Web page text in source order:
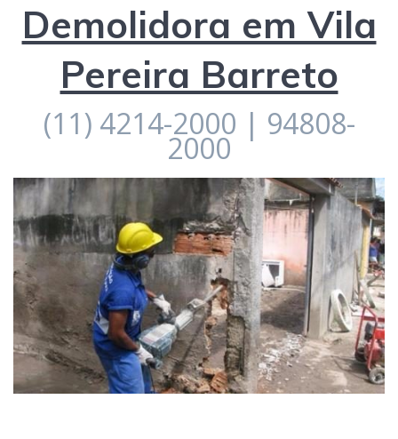
Demolidora em Vila
Pereira Barreto
(11) 4214-2000 | 94808-
2000